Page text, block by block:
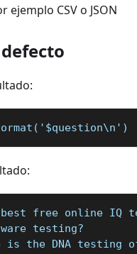
CSV o JSON
free online IQ
testing?
is the DNA testing